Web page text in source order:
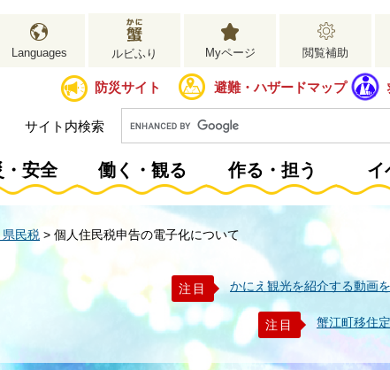
Languages ルビふり Myページ 閲覧補助
防災サイト 避難・ハザードマップ
サイト内検索
・安全 働く・観る 作る・担う イ
民税 > 個人住民税申告の電子化について
注目
かにえ観光を紹介する動画を
注目 蟹江町移住